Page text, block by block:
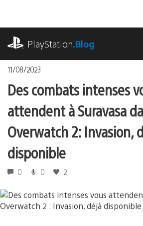
contenu
PlayStation.Blog
11/08/2023
Des combats intenses
attendent à Suravasa
Overwatch 2 : Invasion,
disponible
0 0 2